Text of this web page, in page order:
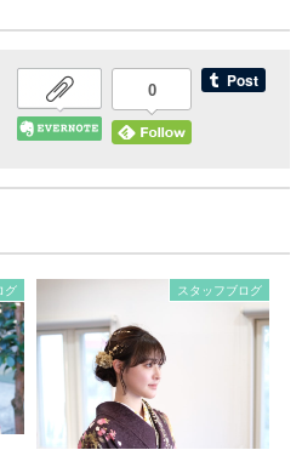
0
グ スタッフブログ